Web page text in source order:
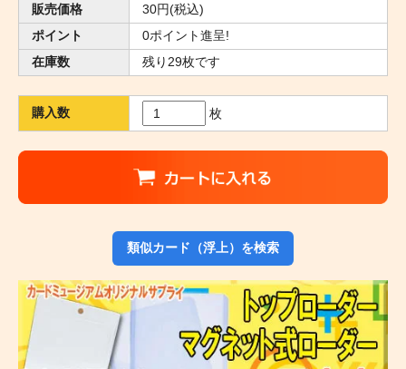
販売価格
30円(税込)
ポイント
0ポイント進呈!
在庫数
残り29枚です
購入数 枚
類似カード（浮上）を検索